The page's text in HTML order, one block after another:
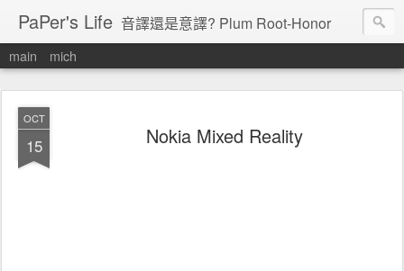
PaPer's Life 音譯還是意譯? Plum Root-Honor
main mich
OCT
15 Nokia Mixed Reality